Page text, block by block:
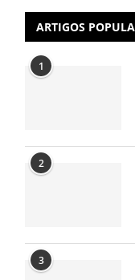
ARTIGOS
1
2
3